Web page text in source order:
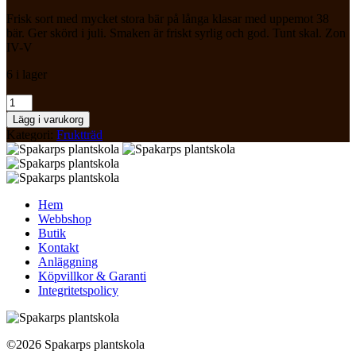
Frisk sort med mycket stora bär på långa klasar med uppemot 38
bär. Ger skörd i juli. Smaken är friskt syrlig och god. Tunt skal. Zon
IV-V
6 i lager
Ribes
rubrum
Rovada
Co
Röda
Vinbär
mängd
Lägg i varukorg
Kategori: Fruktträd
Hem
Webbshop
Butik
Kontakt
Anläggning
Köpvillkor & Garanti
Integritetspolicy
©2026 Spakarps plantskola